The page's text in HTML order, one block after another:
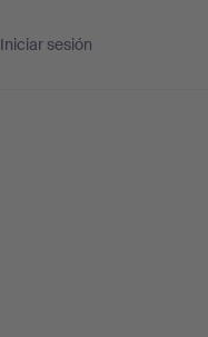
Iniciar sesión